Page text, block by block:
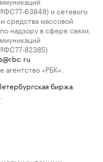
63848) и сетевого
средства массовой
надзору в сфере связи,
82385)
«РБК».
биржа